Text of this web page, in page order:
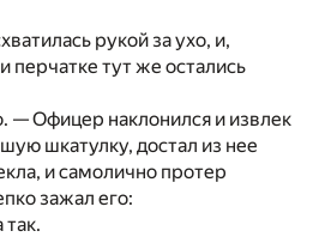
рукой за ухо, и,
перчатке тут же остались
— Офицер наклонился и извлек
шкатулку, достал из нее
и самолично протер
зажал его: